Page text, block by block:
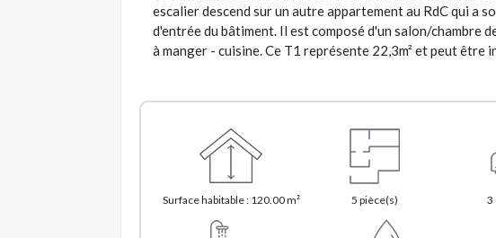
escalier descend sur un autre appartement au RdC qui a
d'entrée du bâtiment. Il est composé d'un salon/chambre
à manger - cuisine. Ce T1 représente 22,3m² et peut être
Surface habitable : 120.00 m² 5 pièce(s) 3